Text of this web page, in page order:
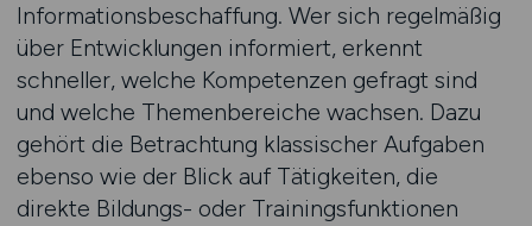
Informationsbeschaffung. Wer sich regelmäßig
über Entwicklungen informiert, erkennt
schneller, welche Kompetenzen gefragt sind
und welche Themenbereiche wachsen. Dazu
gehört die Betrachtung klassischer Aufgaben
ebenso wie der Blick auf Tätigkeiten, die
direkte Bildungs- oder Trainingsfunktionen